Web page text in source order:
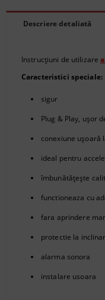
Descriere detaliată
Instrucțiuni de utilizare
Caracteristici speciale:
sigur
Plug & Play, ușor
conexiune ușoară
ideal pentru
îmbunătățește
functioneaza cu
fara aprindere
protectie la
alarma sonora
instalare usoara